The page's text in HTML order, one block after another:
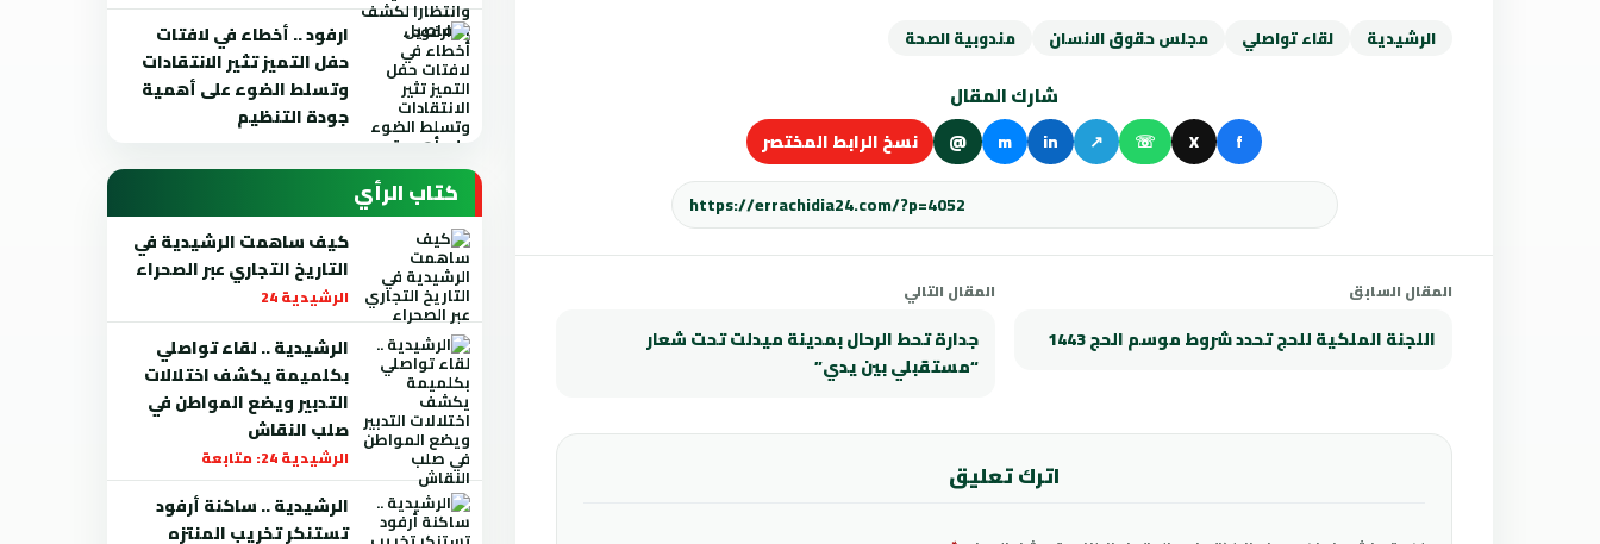
الرشيدية لقاء تواصلي مجلس حقوق الانسان مندوبية الصحة
شارك المقال
f
X
☏
↗
in
m
@ نسخ الرابط المختصر
المقال السابق
اللجنة الملكية للحج تحدد شروط موسم الحج 1443
المقال التالي
جدارة تحط الرحال بمدينة ميدلت تحت شعار
“مستقبلي بين يدي”
اترك تعليق
ارفود .. أخطاء في لافتات
حفل التميز تثير الانتقادات
وتسلط الضوء على أهمية
جودة التنظيم
كتاب الرأي
كيف ساهمت الرشيدية في
التاريخ التجاري عبر الصحراء
الرشيدية 24
الرشيدية .. لقاء تواصلي
بكلميمة يكشف اختلالات
التدبير ويضع المواطن في
صلب النقاش
الرشيدية 24: متابعة
الرشيدية .. ساكنة أرفود
تستنكر تخريب المنتزه